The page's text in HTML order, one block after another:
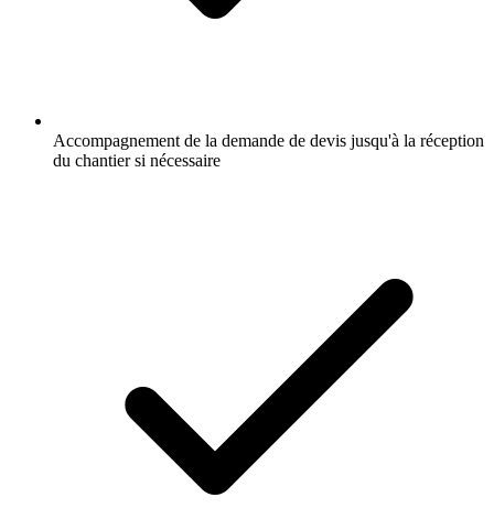
Accompagnement de la demande de devis jusqu'à la réception
du chantier si nécessaire